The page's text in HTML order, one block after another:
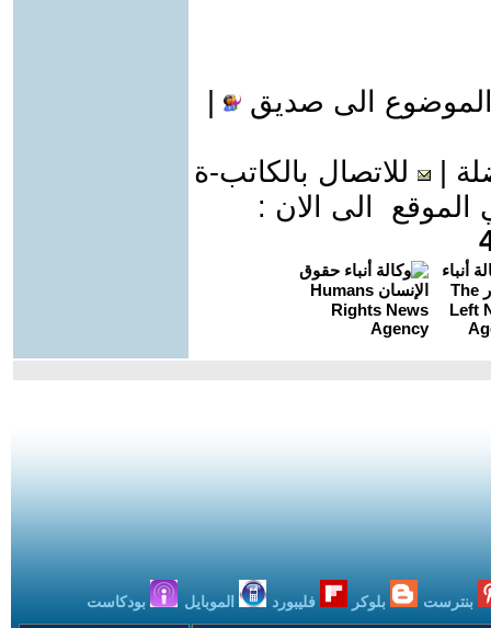
الى صديق
للاتصال بالكاتب-ة
الى الان :
بنترست بلوكر فليبورد الموبايل بودكاست